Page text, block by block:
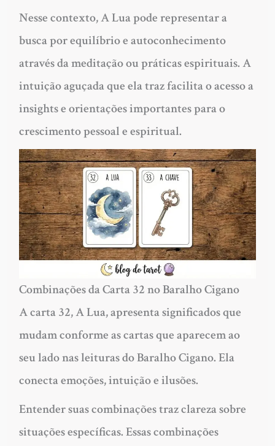
Nesse contexto, A Lua pode representar a
busca por equilíbrio e autoconhecimento
através da meditação ou práticas espirituais. A
intuição aguçada que ela traz facilita o acesso a
insights e orientações importantes para o
crescimento pessoal e espiritual.
Combinações da Carta 32 no Baralho Cigano
A carta 32, A Lua, apresenta significados que
mudam conforme as cartas que aparecem ao
seu lado nas leituras do Baralho Cigano. Ela
conecta emoções, intuição e ilusões.
Entender suas combinações traz clareza sobre
situações específicas. Essas combinações